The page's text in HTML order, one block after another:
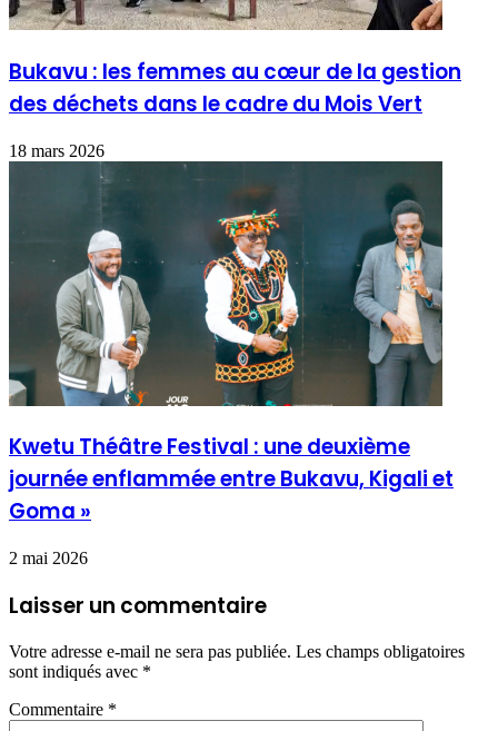
Bukavu : les femmes au cœur de la gestion
des déchets dans le cadre du Mois Vert
18 mars 2026
Kwetu Théâtre Festival : une deuxième
journée enflammée entre Bukavu, Kigali et
Goma »
2 mai 2026
Laisser un commentaire
Votre adresse e-mail ne sera pas publiée. Les champs obligatoires
sont indiqués avec *
Commentaire *